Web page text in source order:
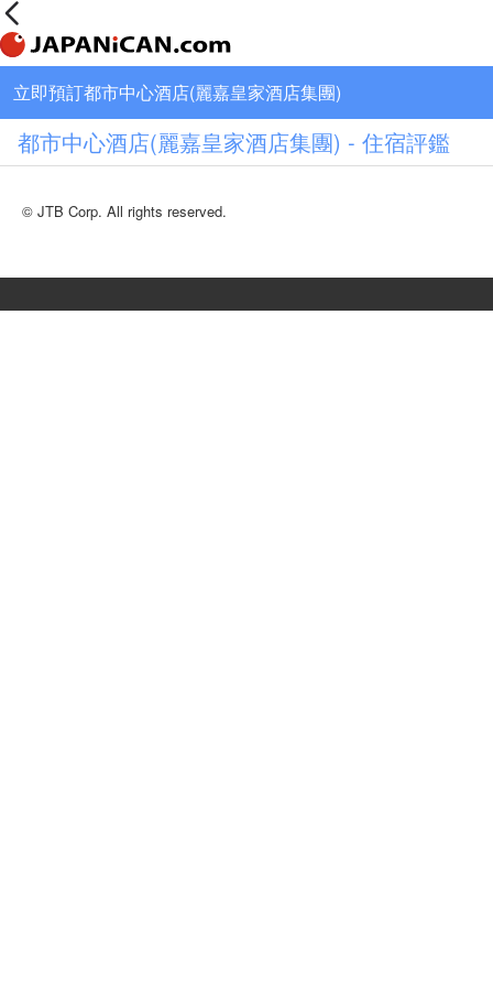
立即預訂都市中心酒店(麗嘉皇家酒店集團)
都市中心酒店(麗嘉皇家酒店集團) - 住宿評鑑
© JTB Corp. All rights reserved.